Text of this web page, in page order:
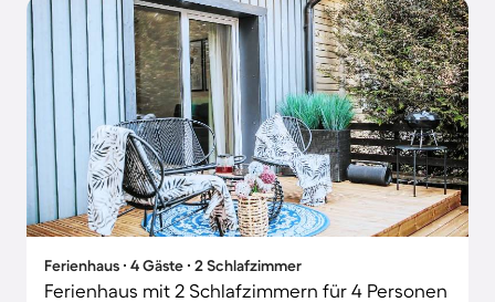
Ferienhaus ∙ 4 Gäste ∙ 2 Schlafzimmer
Ferienhaus mit 2 Schlafzimmern für 4 Personen